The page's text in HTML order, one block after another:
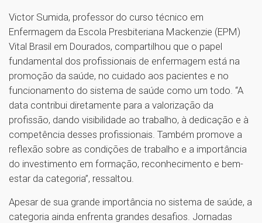
Victor Sumida, professor do curso técnico em
Enfermagem da Escola Presbiteriana Mackenzie (EPM)
Vital Brasil em Dourados, compartilhou que o papel
fundamental dos profissionais de enfermagem está na
promoção da saúde, no cuidado aos pacientes e no
funcionamento do sistema de saúde como um todo. “A
data contribui diretamente para a valorização da
profissão, dando visibilidade ao trabalho, à dedicação e à
competência desses profissionais. Também promove a
reflexão sobre as condições de trabalho e a importância
do investimento em formação, reconhecimento e bem-
estar da categoria”, ressaltou.
Apesar de sua grande importância no sistema de saúde, a
categoria ainda enfrenta grandes desafios. Jornadas